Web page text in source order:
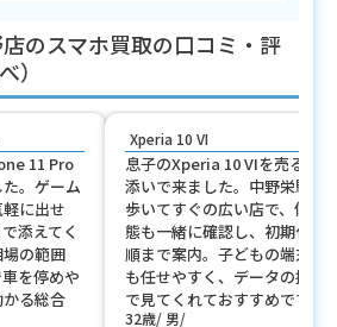
のスマホ買取の口コミ・評
）
11 Pro
。ゲーム
に出せ
添えてく
の範囲
を停めや
る総合
Xperia 10 VI
息子のXperia 10 VIを売る付き
添いで来ました。中野栄駅か
歩いてすぐの広い店で、傷の
態も一緒に確認し、初期化の
順まで案内。子どもの端末整
も任せやすく、データの扱い
で見てくれておすすめです。
32歳 男